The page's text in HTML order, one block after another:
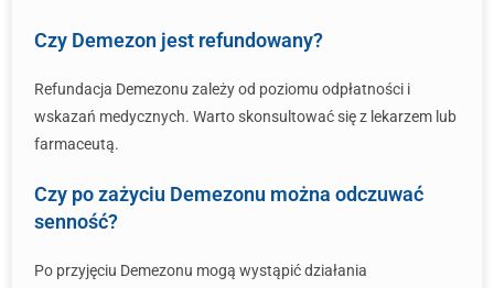
Czy Demezon jest refundowany?
Refundacja Demezonu zależy od poziomu odpłatności i
wskazań medycznych. Warto skonsultować się z lekarzem lub
farmaceutą.
Czy po zażyciu Demezonu można odczuwać
senność?
Po przyjęciu Demezonu mogą wystąpić działania